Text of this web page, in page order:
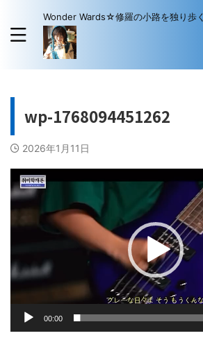
Wonder Wards☆修羅の小路を独り歩く
wp-1768094451262
2026年1月11日
動
画
ー
00:00